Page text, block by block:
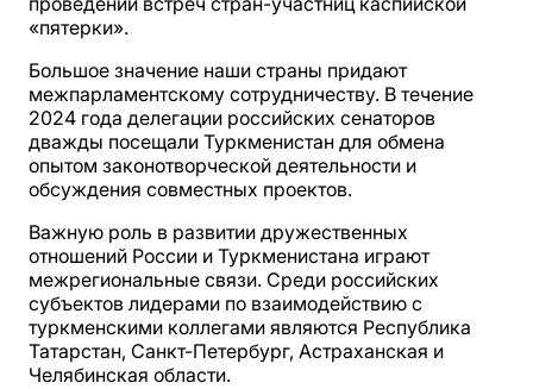
«пятерки».
Большое значение наши страны придают
межпарламентскому сотрудничеству. В течение
2024 года делегации российских сенаторов
дважды посещали Туркменистан для обмена
опытом законотворческой деятельности и
обсуждения совместных проектов.
Важную роль в развитии дружественных
отношений России и Туркменистана играют
межрегиональные связи. Среди российских
субъектов лидерами по взаимодействию с
туркменскими коллегами являются Республика
Татарстан, Санкт-Петербург, Астраханская и
Челябинская области.